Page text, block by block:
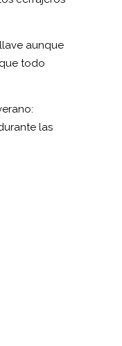
aunque
todo
las